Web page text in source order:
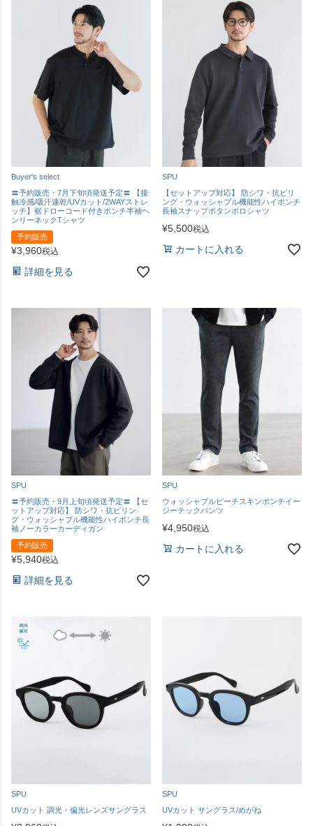
Buyer's select
〓予約販売・7月下旬頃発送予定〓 【接
触冷感/吸汗速乾/UVカット/2WAYストレ
ッチ】裾ドローコード付きポンチ半袖ヘ
ンリーネックTシャツ
予約販売
¥3,960税込
詳細を見る
SPU
【セットアップ対応】 防シワ・抗ピリ
ング・ウォッシャブル機能性ハイポンチ
長袖スナップボタンポロシャツ
¥5,500税込
カートに入れる
SPU
〓予約販売・9月上旬頃発送予定〓 【セ
ットアップ対応】 防シワ・抗ピリン
グ・ウォッシャブル機能性ハイポンチ長
袖ノーカラーカーディガン
予約販売
¥5,940税込
詳細を見る
SPU
ウォッシャブルピーチスキンポンチイー
ジーテックパンツ
¥4,950税込
カートに入れる
SPU
UVカット 調光・偏光レンズサングラス
SPU
UVカット サングラス/めがね